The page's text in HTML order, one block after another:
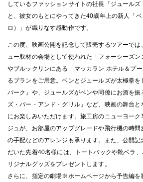
しているファッションサイトの社長「ジュールズ
と、彼女のもとにやってきた40歳年上の新人「
ロ）」が織りなす感動作です。
この度、映画公開を記念して販売するツアーで
ュー取材の会場として使われた「フォーシーズン
やブルックリンにある「マッカラン ホテル＆プ
るプランをご用意。ベンとジュールズが太極拳を
パーク」や、ジュールズがベンや同僚にお酒を振
ズ・バー・アンド・グリル」など、映画の舞台
にお楽しみいただけます。旅工房のニューヨー
ジュが、お部屋のアップグレードや飛行機の時
の手配などのアレンジも承ります。また、公開
だいた先着40名様には、トートバックや靴ベラ
リジナルグッズをプレゼントします。
さらに、指定の劇場※ホームページから予告編を